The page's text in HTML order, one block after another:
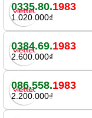
0335.80.1983
1.020.000₫
0384.69.1983
2.600.000₫
086.558.1983
2.200.000₫